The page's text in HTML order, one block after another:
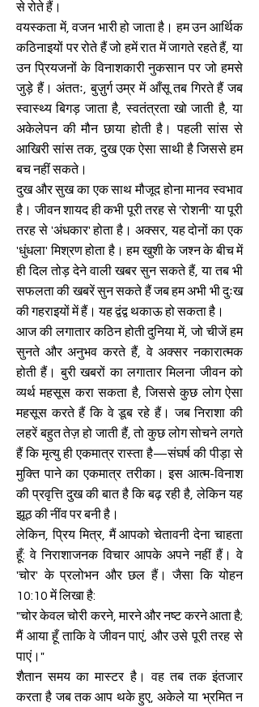
से रोते हैं।
वयस्कता में, वजन भारी हो जाता है। हम उन आर्थिक
कठिनाइयों पर रोते हैं जो हमें रात में जागते रहते हैं, या
उन प्रियजनों के विनाशकारी नुकसान पर जो हमसे
जुड़े हैं। अंततः, बुज़ुर्ग उम्र में आँसू तब गिरते हैं जब
स्वास्थ्य बिगड़ जाता है, स्वतंत्रता खो जाती है, या
अकेलेपन की मौन छाया होती है। पहली सांस से
आखिरी सांस तक, दुख एक ऐसा साथी है जिससे हम
बच नहीं सकते।
दुख और सुख का एक साथ मौजूद होना मानव स्वभाव
है। जीवन शायद ही कभी पूरी तरह से 'रोशनी' या पूरी
तरह से 'अंधकार' होता है। अक्सर, यह दोनों का एक
'धुंधला' मिश्रण होता है। हम खुशी के जश्न के बीच में
ही दिल तोड़ देने वाली खबर सुन सकते हैं, या तब भी
सफलता की खबरें सुन सकते हैं जब हम अभी भी दुःख
की गहराइयों में हैं। यह द्वंद्व थकाऊ हो सकता है।
आज की लगातार कठिन होती दुनिया में, जो चीजें हम
सुनते और अनुभव करते हैं, वे अक्सर नकारात्मक
होती हैं। बुरी खबरों का लगातार मिलना जीवन को
व्यर्थ महसूस करा सकता है, जिससे कुछ लोग ऐसा
महसूस करते हैं कि वे डूब रहे हैं। जब निराशा की
लहरें बहुत तेज़ हो जाती हैं, तो कुछ लोग सोचने लगते
हैं कि मृत्यु ही एकमात्र रास्ता है—संघर्ष की पीड़ा से
मुक्ति पाने का एकमात्र तरीका। इस आत्म-विनाश
की प्रवृत्ति दुख की बात है कि बढ़ रही है, लेकिन यह
झूठ की नींव पर बनी है।
लेकिन, प्रिय मित्र, मैं आपको चेतावनी देना चाहता
हूँ: वे निराशाजनक विचार आपके अपने नहीं हैं। वे
'चोर' के प्रलोभन और छल हैं। जैसा कि योहन
10:10 में लिखा है:
"चोर केवल चोरी करने, मारने और नष्ट करने आता है;
मैं आया हूँ ताकि वे जीवन पाएं, और उसे पूरी तरह से
पाएं।"
शैतान समय का मास्टर है। वह तब तक इंतजार
करता है जब तक आप थके हुए, अकेले या भ्रमित न